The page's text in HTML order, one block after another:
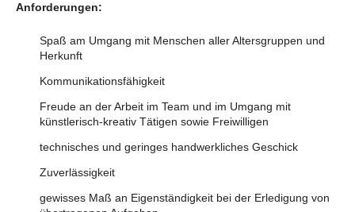
Anforderungen:
Spaß am Umgang mit Menschen aller Altersgruppen und
Herkunft
Kommunikationsfähigkeit
Freude an der Arbeit im Team und im Umgang mit
künstlerisch-kreativ Tätigen sowie Freiwilligen
technisches und geringes handwerkliches Geschick
Zuverlässigkeit
gewisses Maß an Eigenständigkeit bei der Erledigung von